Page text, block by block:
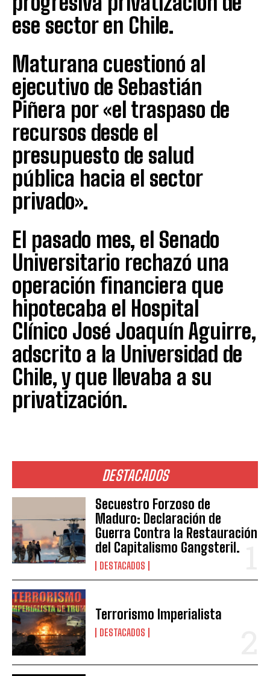
DESTACADOS
Secuestro Forzoso de
Maduro: Declaración de
Guerra Contra la Restauración
del Capitalismo Gangsteril.
DESTACADOS
Terrorismo Imperialista
DESTACADOS
ese sector en Chile.
Maturana cuestionó al
ejecutivo de Sebastián
Piñera por «el traspaso de
recursos desde el
presupuesto de salud
pública hacia el sector
privado».
El pasado mes, el Senado
Universitario rechazó una
operación financiera que
hipotecaba el Hospital
Clínico José Joaquín Aguirre,
adscrito a la Universidad de
Chile, y que llevaba a su
privatización.